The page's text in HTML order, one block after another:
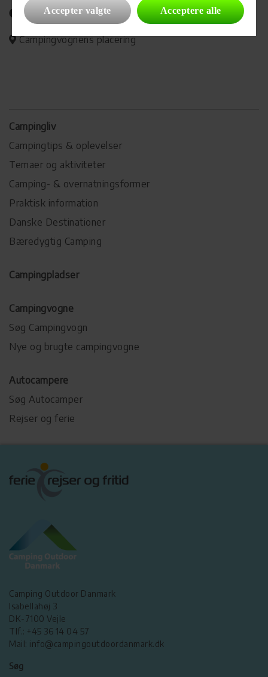
Del på Facebook
Campingvognens placering
Campingliv
Campingtips & oplevelser
Temaer og aktiviteter
Camping- & overnatningsformer
Praktisk information
Danske Destinationer
Bæredygtig Camping
Campingpladser
Campingvogne
Søg Campingvogn
Nye og brugte campingvogne
Autocampere
Søg Autocamper
Rejser og ferie
Camping Outdoor Danmark
Isabellahøj 3
DK-7100 Vejle
Tlf.: +45 36 14 04 57
Mail: info@campingoutdoordanmark.dk
Søg
Accepter valgte Acceptere alle